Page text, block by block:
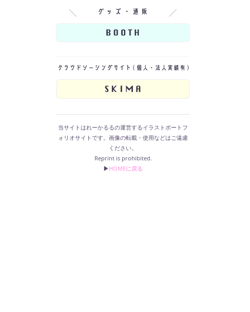
当サイトはれーかるるの運営するイラストポートフ
ォリオサイトです。画像の転載・使用などはご遠慮
ください。
Reprint is prohibited.
▶︎HOMEに戻る